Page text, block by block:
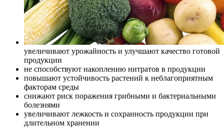
увеличивают урожайность и улучшают качество готовой
продукции
не способствуют накоплению нитратов в продукции
повышают устойчивость растений к неблагоприятным
факторам среды
снижают риск поражения грибными и бактериальными
болезнями
увеличивают лежкость и сохранность продукции при
длительном хранении